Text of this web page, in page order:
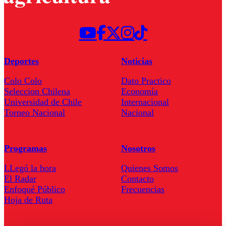
Deportes
Colo Colo
Seleccion Chilena
Universidad de Chile
Torneo Nacional
Noticias
Dato Practico
Economía
Internacional
Nacional
Programas
LLegó la hora
El Radar
Enfoqué Público
Hoja de Ruta
Nosotros
Quienes Somos
Contacto
Frecuencias